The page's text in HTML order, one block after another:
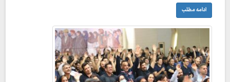
ادامه مطلب